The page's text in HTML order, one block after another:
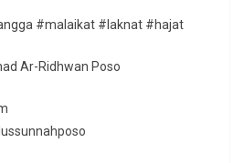
#malaikat #laknat #hajat
Ar-Ridhwan Poso